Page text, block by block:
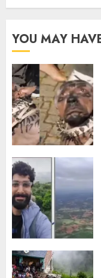
YOU MAY